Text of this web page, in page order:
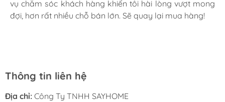
khiểncảm ứng dạng trượt Slider ẩn trên mặt
bếphiện đại với 9 cấp độ công suất nhiệt độ khác
món ăn. Bếp còn được trang bị thêm các chức
năng nấu thông minh như tạm dừng, chiên xào và
tình, chu đáo tại Sayhome. Mình đã mua 2 máy rửa bát
cho mình và bố mẹ chồng,chất lượng ổn định. Ở đây có
vụ chăm sóc khách hàng khiến tôi hài lòng vượt mong
đợi, hơn rất nhiều chỗ bán lớn. Sẽ quay lại mua hàng!
Thông tin liên hệ
Địa chỉ: Công Ty TNHH SAYHOME